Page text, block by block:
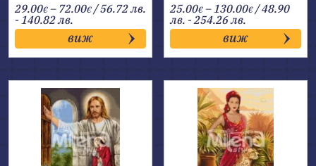
29.00€ – 72.00€Price
range:
29.00€
through
72.00€
/ 56.72 лв.
- 140.82 лв.
виж
25.00€ –130.00€Price
range:
25.00€
through
130.00€
/ 48.90
лв. - 254.26 лв.
виж